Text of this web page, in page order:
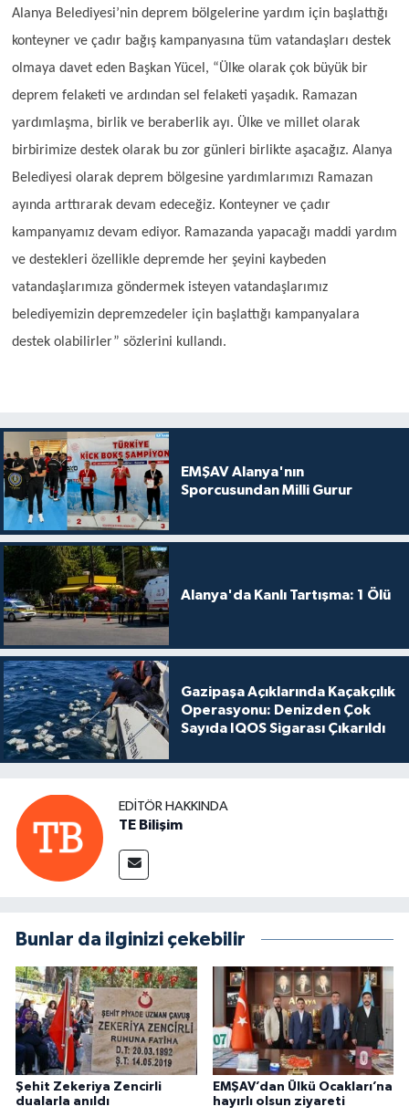
Alanya Belediyesi’nin deprem bölgelerine yardım için başlattığı
konteyner ve çadır bağış kampanyasına tüm vatandaşları destek
olmaya davet eden Başkan Yücel, “Ülke olarak çok büyük bir
deprem felaketi ve ardından sel felaketi yaşadık. Ramazan
yardımlaşma, birlik ve beraberlik ayı. Ülke ve millet olarak
birbirimize destek olarak bu zor günleri birlikte aşacağız. Alanya
Belediyesi olarak deprem bölgesine yardımlarımızı Ramazan
ayında arttırarak devam edeceğiz. Konteyner ve çadır
kampanyamız devam ediyor. Ramazanda yapacağı maddi yardım
ve destekleri özellikle depremde her şeyini kaybeden
vatandaşlarımıza göndermek isteyen vatandaşlarımız
belediyemizin depremzedeler için başlattığı kampanyalara
destek olabilirler” sözlerini kullandı.
EMŞAV Alanya'nın
Sporcusundan Milli Gurur
Alanya'da Kanlı Tartışma: 1 Ölü
Gazipaşa Açıklarında Kaçakçılık
Operasyonu: Denizden Çok
Sayıda IQOS Sigarası Çıkarıldı
EDITÖR HAKKINDA
TE Bilişim
Bunlar da ilginizi çekebilir
Şehit Zekeriya Zencirli
dualarla anıldı
EMŞAV’dan Ülkü Ocakları’na
hayırlı olsun ziyareti